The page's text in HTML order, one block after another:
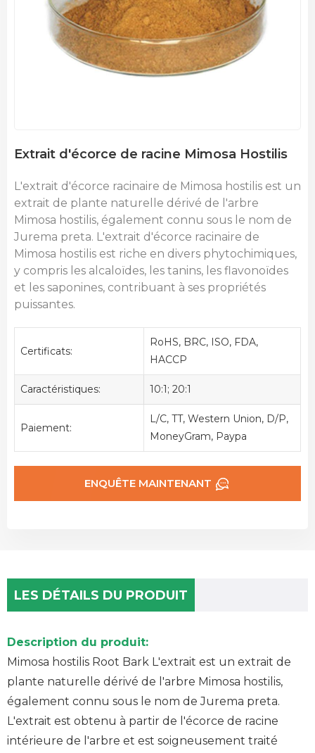
Extrait d'écorce de racine Mimosa Hostilis
L'extrait d'écorce racinaire de Mimosa hostilis est un
extrait de plante naturelle dérivé de l'arbre
Mimosa hostilis, également connu sous le nom de
Jurema preta. L'extrait d'écorce racinaire de
Mimosa hostilis est riche en divers phytochimiques,
y compris les alcaloïdes, les tanins, les flavonoïdes
et les saponines, contribuant à ses propriétés
puissantes.
Certificats:
RoHS, BRC, ISO, FDA,
HACCP
Caractéristiques: 10:1; 20:1
Paiement:
L/C, TT, Western Union, D/P,
MoneyGram, Paypa
ENQUÊTE MAINTENANT
LES DÉTAILS DU PRODUIT
Description du produit:
Mimosa hostilis Root Bark L'extrait est un extrait de
plante naturelle dérivé de l'arbre Mimosa hostilis,
également connu sous le nom de Jurema preta.
L'extrait est obtenu à partir de l'écorce de racine
intérieure de l'arbre et est soigneusement traité